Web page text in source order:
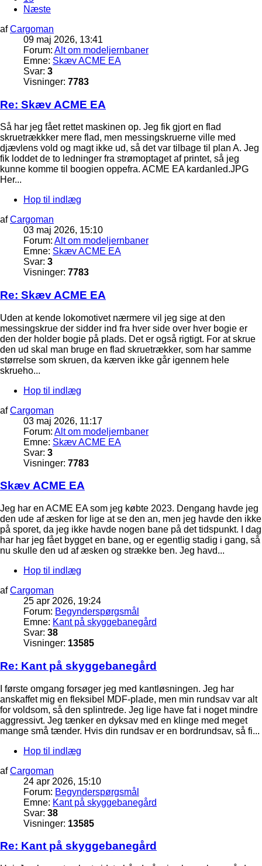
Næste
afCargoman
09 maj 2026, 13:41
Forum: Alt om modeljernbaner
Emne: Skæv ACME EA
Svar: 3
Visninger: 7783
Re: Skæv ACME EA
Så har jeg fået rettet maskinen op. Jeg fik gjort en flad
skruetrækkker mere flad, men messingskruerne ville med
djævlens vold og magt ikke ud, så det var tilbage til plan A. Jeg
fik loddet de to ledninger fra strømoptaget af printet, så jeg
kunne komme til boogien oppefra. ACME EA kardanled.JPG
Her...
Hop til indlæg
afCargoman
03 maj 2026, 15:10
Forum: Alt om modeljernbaner
Emne: Skæv ACME EA
Svar: 3
Visninger: 7783
Re: Skæv ACME EA
Uden at kende lokomotivet nærmere vil jeg sige at den
messingskrue der sidder ind fra hver side over hver bogie er
den der holder bogie på plads. Det er også rigtigt. For at skrue
den ud skal man bruge en flad skruetrækker, som har samme
størrelse som skruen, da kærven ikke går igennem hele
skrueho...
Hop til indlæg
afCargoman
03 maj 2026, 11:17
Forum: Alt om modeljernbaner
Emne: Skæv ACME EA
Svar: 3
Visninger: 7783
Skæv ACME EA
Jeg har en ACME EA som jeg købte 2023. Dengang havde jeg
den ude af æsken for lige at se den an, men jeg havde den ikke
på sporet, da jeg ikke havde nogen bane på det tidspunkt. I dag
har har jeg fået bygget en bane, og er egentlig stadig i gang, så
nu skulle den ud af æsken og strække ben. Jeg havd...
Hop til indlæg
afCargoman
25 apr 2026, 19:24
Forum: Begynderspørgsmål
Emne: Kant på skyggebanegård
Svar: 38
Visninger: 13585
Re: Kant på skyggebanegård
I første omgang forsøger jeg med kantløsningen. Jeg har
anskaffet mig en fleksibel MDF-plade, men min rundsav var alt
for voldsom, så den splintrede. Jeg lige have fat i noget mindre
aggressivt. Jeg tænker en dyksav med en klinge med meget
mange små tænder. Hvis din rundsav er en bordrundsav, så fi...
Hop til indlæg
afCargoman
24 apr 2026, 15:10
Forum: Begynderspørgsmål
Emne: Kant på skyggebanegård
Svar: 38
Visninger: 13585
Re: Kant på skyggebanegård